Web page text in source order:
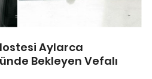
Aylarca
Bekleyen Vefalı